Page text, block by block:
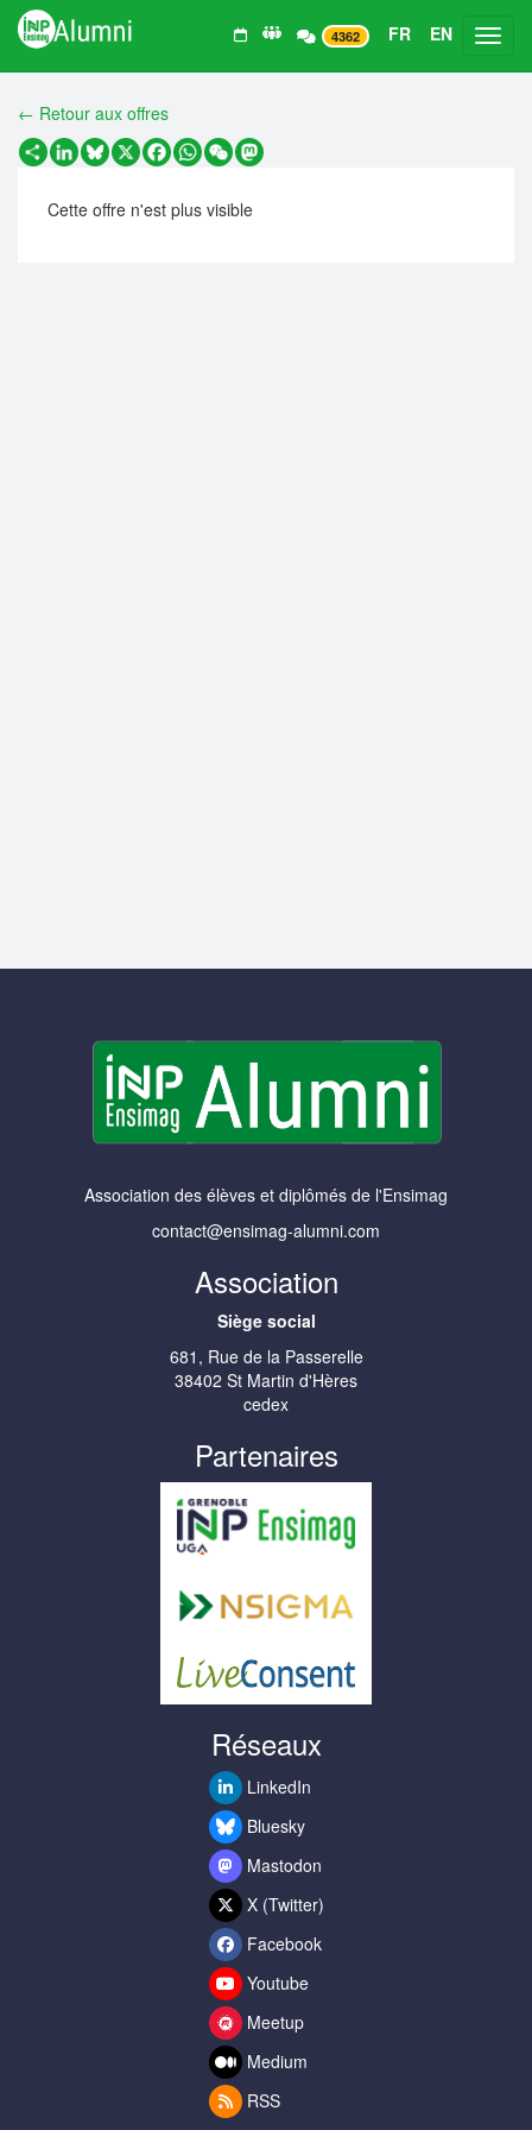
4362 FR EN
← Retour aux offres
PartagerLinkedIn
Bluesky
X Facebook
WhatsApp
WeChatMastodon
Cette offre n'est plus visible
Association des élèves et diplômés de l'Ensimag
contact@ensimag-alumni.com
Association
Siège social
681, Rue de la Passerelle
38402 St Martin d'Hères
cedex
Partenaires
Réseaux
LinkedIn
Bluesky
Mastodon
X (Twitter)
Facebook
Youtube
Meetup
Medium
RSS